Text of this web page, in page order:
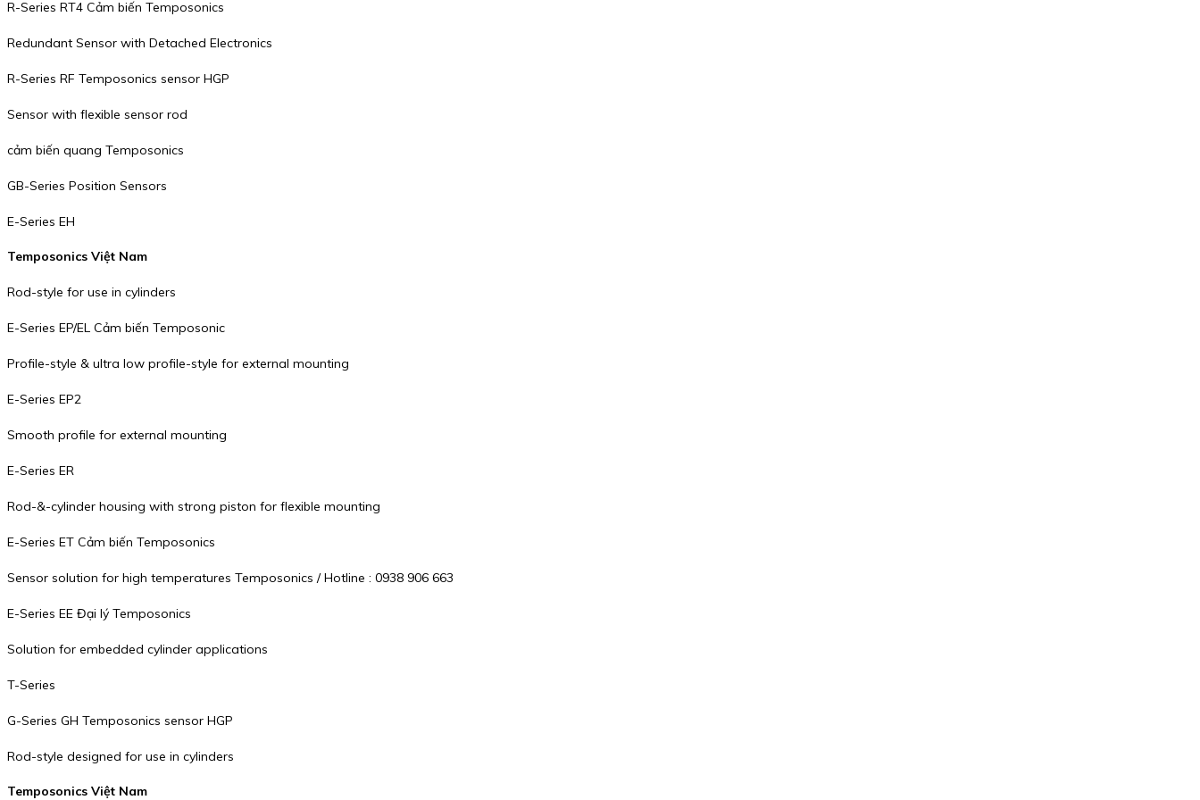
R-Series RT4 Cảm biến Temposonics
Redundant Sensor with Detached Electronics
R-Series RF Temposonics sensor HGP
Sensor with flexible sensor rod
cảm biến quang Temposonics
GB-Series Position Sensors
E-Series EH
Temposonics Việt Nam
Rod-style for use in cylinders
E-Series EP/EL Cảm biến Temposonic
Profile-style & ultra low profile-style for external mounting
E-Series EP2
Smooth profile for external mounting
E-Series ER
Rod-&-cylinder housing with strong piston for flexible mounting
E-Series ET Cảm biến Temposonics
Sensor solution for high temperatures Temposonics / Hotline : 0938 906 663
E-Series EE Đại lý Temposonics
Solution for embedded cylinder applications
T-Series
G-Series GH Temposonics sensor HGP
Rod-style designed for use in cylinders
Temposonics Việt Nam